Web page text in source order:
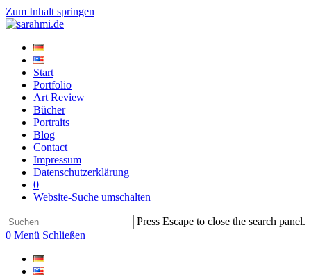
Zum Inhalt springen
Start
Portfolio
Art Review
Bücher
Portraits
Blog
Contact
Impressum
Datenschutzerklärung
0
Website-Suche umschalten
Press Escape to close the search panel.
0 Menü Schließen